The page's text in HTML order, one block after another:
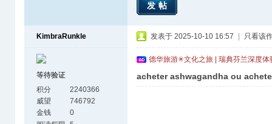
发帖
KimbraRunkle
等待验证
积分
2240366
威望
746792
金钱
0
发表于 2025-10-10 16:57 只看该
德华旅游✳文化之旅 | 瑞典芬兰深度
acheter ashwagandha ou